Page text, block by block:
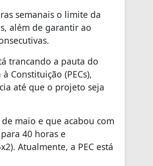
semanais o limite da
além de garantir ao
trancando a pauta do
Constituição (PECs),
até que o projeto seja
maio e que acabou com
40 horas e
Atualmente, a PEC está